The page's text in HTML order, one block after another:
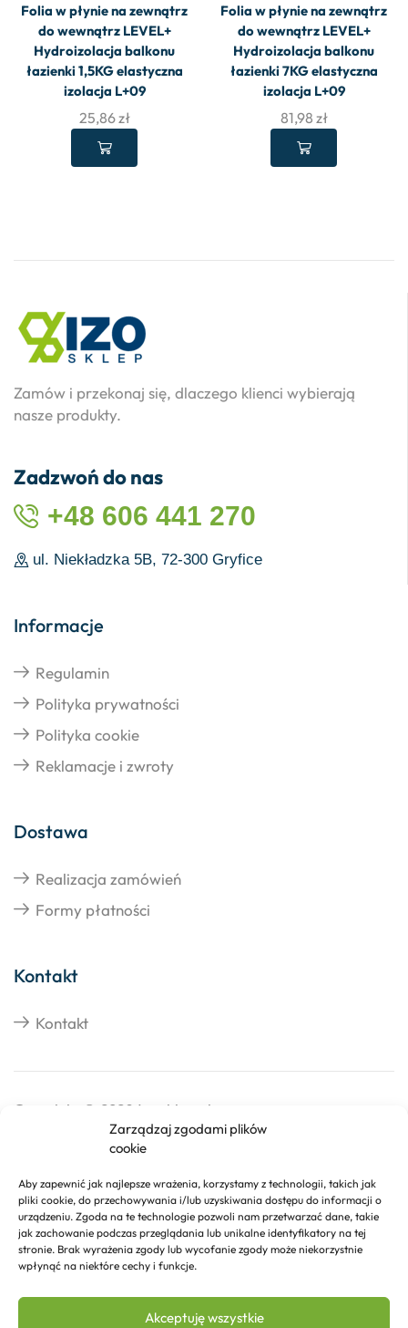
Zarządzaj zgodami plików
cookie
Aby zapewnić jak najlepsze wrażenia, korzystamy z technologii, takich jak
pliki cookie, do przechowywania i/lub uzyskiwania dostępu do informacji o
urządzeniu. Zgoda na te technologie pozwoli nam przetwarzać dane, takie
jak zachowanie podczas przeglądania lub unikalne identyfikatory na tej
stronie. Brak wyrażenia zgody lub wycofanie zgody może niekorzystnie
wpłynąć na niektóre cechy i funkcje.
Akceptuję wszystkie
Folia w płynie na zewnątrz
do wewnątrz LEVEL+
Hydroizolacja balkonu
łazienki 1,5KG elastyczna
izolacja L+09
25,86zł
Folia w płynie na zewnątrz
do wewnątrz LEVEL+
Hydroizolacja balkonu
łazienki 7KG elastyczna
izolacja L+09
81,98 zł
Zamów i przekonaj się, dlaczego klienci wybierają
nasze produkty.
Zadzwoń do nas
+48 606 441 270
ul. Niekładzka 5B, 72-300 Gryfice
Informacje
Regulamin
Polityka prywatności
Polityka cookie
Reklamacje i zwroty
Dostawa
Realizacja zamówień
Formy płatności
Kontakt
Kontakt
Copyright © 2026 Izosklep.pl